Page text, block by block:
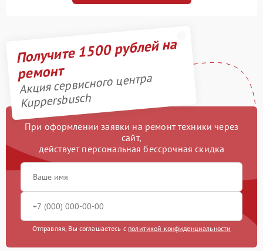
Получите 1500 рублей на
ремонт
Акция сервисного центра
Kuppersbusch
При оформлении заявки на ремонт техники через
сайт,
действует персональная бессрочная скидка
Отправляя, Вы соглашаетесь с политикой конфиденциальности